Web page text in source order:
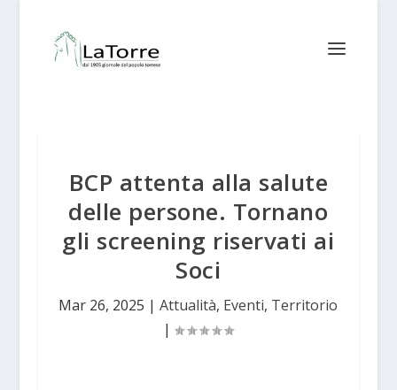
BCP attenta alla salute
delle persone. Tornano
gli screening riservati ai
Soci
Mar 26, 2025 |Attualità, Eventi, Territorio
|